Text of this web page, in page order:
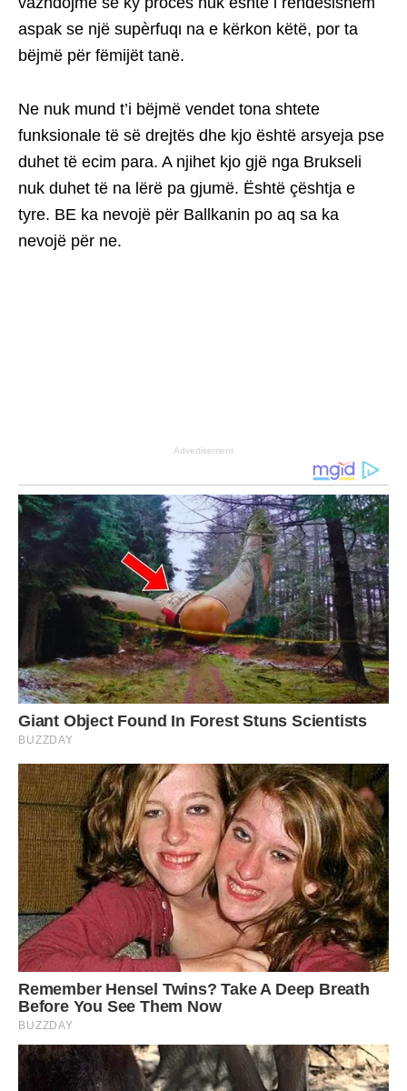
aspak se një supèrfuqι na e kërkon këtë, por ta
bëjmë për fëmijët tanë.
Ne nuk mund t’i bëjmë vendet tona shtete
funksionale të së drejtës dhe kjo është arsyeja pse
duhet të ecim para. A njihet kjo gjë nga Brukseli
nuk duhet të na lërë pa gjumë. Është çështja e
tyre. BE ka nevojë për Ballkanin po aq sa ka
nevojë për ne.
Advertisement